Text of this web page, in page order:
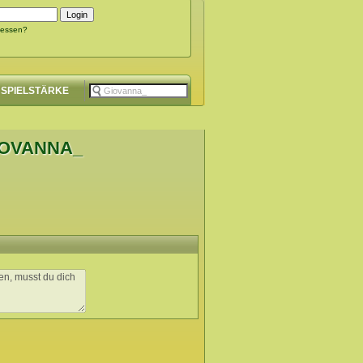
SPIELSTÄRKE